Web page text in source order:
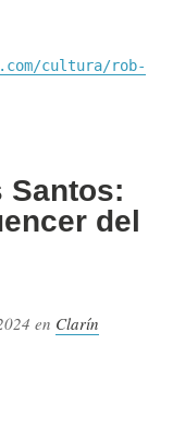
cultura/rob-
Santos:
del
en Clarín